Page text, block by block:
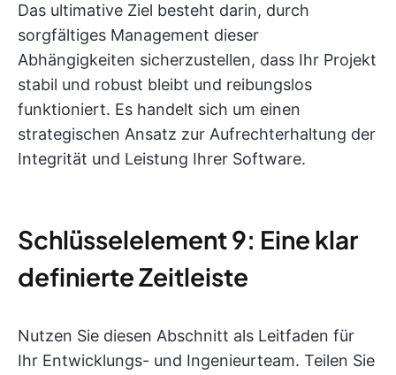
Das ultimative Ziel besteht darin, durch
sorgfältiges Management dieser
Abhängigkeiten sicherzustellen, dass Ihr Projekt
stabil und robust bleibt und reibungslos
funktioniert. Es handelt sich um einen
strategischen Ansatz zur Aufrechterhaltung der
Integrität und Leistung Ihrer Software.
Schlüsselelement 9: Eine klar
definierte Zeitleiste
Nutzen Sie diesen Abschnitt als Leitfaden für
Ihr Entwicklungs- und Ingenieurteam. Teilen Sie